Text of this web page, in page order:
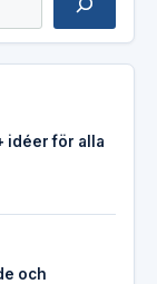
idéer för alla
och